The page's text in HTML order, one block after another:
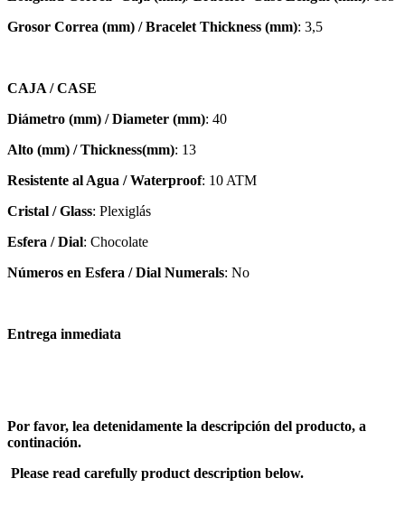
Grosor Correa (mm) / Bracelet Thickness (mm): 3,5
CAJA / CASE
Diámetro (mm) / Diameter (mm): 40
Alto (mm) / Thickness(mm): 13
Resistente al Agua / Waterproof: 10 ATM
Cristal / Glass: Plexiglás
Esfera / Dial: Chocolate
Números en Esfera / Dial Numerals: No
Entrega inmediata
Por favor, lea detenidamente la descripción del producto, a
continación.
Please read carefully product description below.